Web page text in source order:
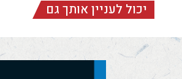
יכול לעניין אותך גם